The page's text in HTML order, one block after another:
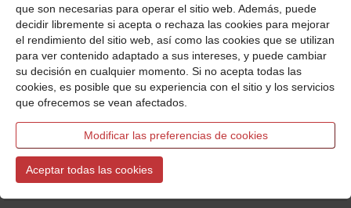
que son necesarias para operar el sitio web. Además, puede
decidir libremente si acepta o rechaza las cookies para mejorar
el rendimiento del sitio web, así como las cookies que se utilizan
para ver contenido adaptado a sus intereses, y puede cambiar
su decisión en cualquier momento. Si no acepta todas las
cookies, es posible que su experiencia con el sitio y los servicios
que ofrecemos se vean afectados.
Modificar las preferencias de cookies
Aceptar todas las cookies
Material Handler I
Capacity of Texas
Longview, TX, US, 75604
10 jul 2026
0.00 km
Capacity of Texas
Longview, TX, US, 75604
10 jul 2026
0.00 km